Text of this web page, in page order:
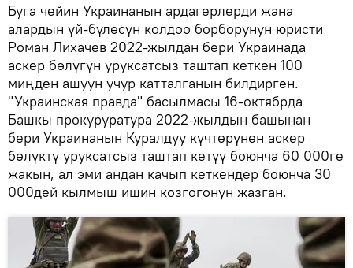
Буга чейин Украинанын ардагерлерди жана
алардын үй-бүлөсүн колдоо борборунун юристи
Роман Лихачев 2022-жылдан бери Украинада
аскер бөлүгүн уруксатсыз таштап кеткен 100
миңден ашуун учур катталганын билдирген.
"Украинская правда" басылмасы 16-октябрда
Башкы прокуруратура 2022-жылдын башынан
бери Украинанын Куралдуу күчтөрүнөн аскер
бөлүктү уруксатсыз таштап кетүү боюнча 60 000ге
жакын, ал эми андан качып кеткендер боюнча 30
000дей кылмыш ишин козгогонун жазган.